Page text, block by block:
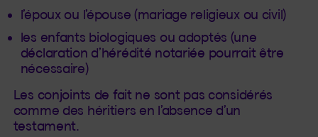
l’époux ou l’épouse (mariage religieux ou civil)
les enfants biologiques ou adoptés (une
déclaration d’hérédité notariée pourrait être
nécessaire)
Les conjoints de fait ne sont pas considérés
comme des héritiers en l’absence d’un
testament.